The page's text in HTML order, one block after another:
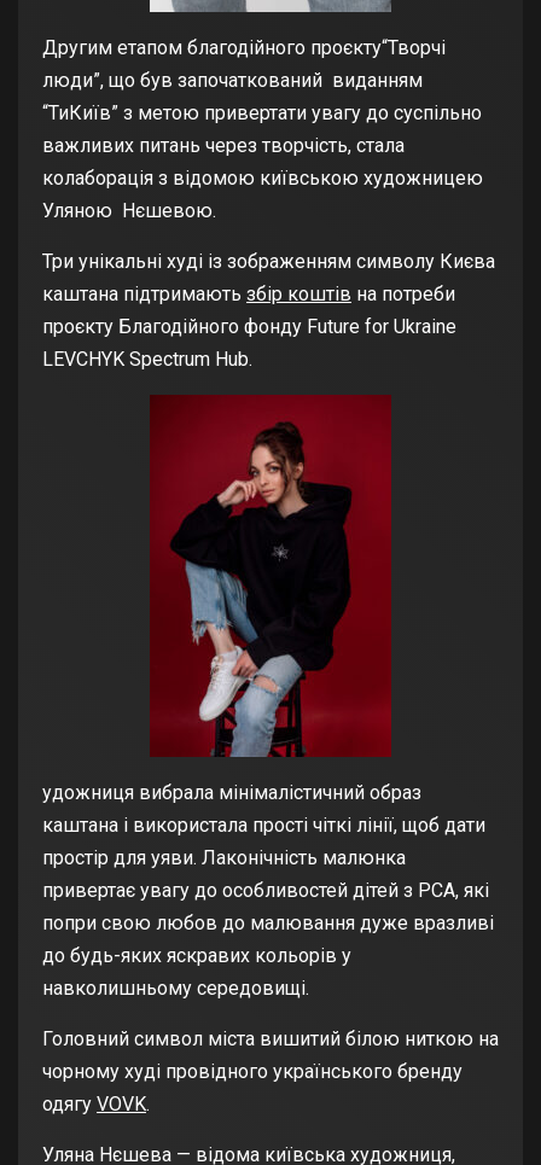
Другим етапом благодійного проєкту“Творчі
люди”, що був започаткований виданням
“ТиКиїв” з метою привертати увагу до суспільно
важливих питань через творчість, стала
колаборація з відомою київською художницею
Уляною Нєшевою.
Три унікальні худі із зображенням символу Києва
каштана підтримають збір коштів на потреби
проєкту Благодійного фонду Future for Ukraine
LEVCHYK Spectrum Hub.
удожниця вибрала мінімалістичний образ
каштана і використала прості чіткі лінії, щоб дати
простір для уяви. Лаконічність малюнка
привертає увагу до особливостей дітей з РСА, які
попри свою любов до малювання дуже вразливі
до будь-яких яскравих кольорів у
навколишньому середовищі.
Головний символ міста вишитий білою ниткою на
чорному худі провідного українського бренду
одягу VOVK.
Уляна Нєшева — відома київська художниця,